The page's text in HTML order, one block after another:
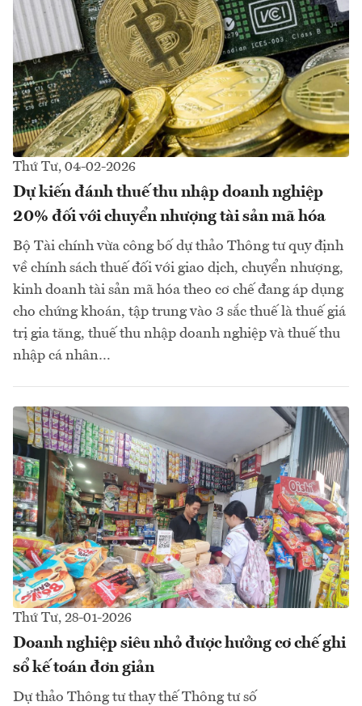
Thứ Tư, 04-02-2026
Dự kiến đánh thuế thu nhập doanh nghiệp
20% đối với chuyển nhượng tài sản mã hóa
Bộ Tài chính vừa công bố dự thảo Thông tư quy định
về chính sách thuế đối với giao dịch, chuyển nhượng,
kinh doanh tài sản mã hóa theo cơ chế đang áp dụng
cho chứng khoán, tập trung vào 3 sắc thuế là thuế giá
trị gia tăng, thuế thu nhập doanh nghiệp và thuế thu
nhập cá nhân…
Thứ Tư, 28-01-2026
Doanh nghiệp siêu nhỏ được hưởng cơ chế ghi
sổ kế toán đơn giản
Dự thảo Thông tư thay thế Thông tư số